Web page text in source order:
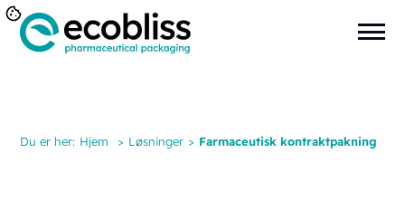
Du er her: Hjem > Løsninger > Farmaceutisk kontraktpakning